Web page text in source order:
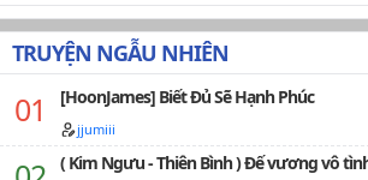
TRUYỆN NGẪU NHIÊN
[HoonJames] Biết Đủ Sẽ Hạnh Phúc
jjumiii
( Kim Ngưu - Thiên Bình ) Đế vương vô